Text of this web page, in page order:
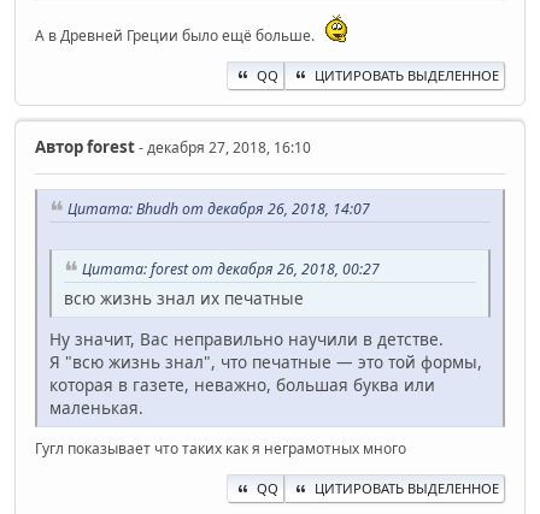
А в Древней Греции было ещё больше.
QQ ЦИТИРОВАТЬ ВЫДЕЛЕННОЕ
Авторforest- декабря 27, 2018, 16:10
Цитата: Bhudh от декабря 26, 2018, 14:07
Цитата: forest от декабря 26, 2018, 00:27
всю жизнь знал их печатные
Ну значит, Вас неправильно научили в детстве.
Я "всю жизнь знал", что печатные — это той формы,
которая в газете, неважно, большая буква или
маленькая.
Гугл показывает что таких как я неграмотных много
QQ ЦИТИРОВАТЬ ВЫДЕЛЕННОЕ